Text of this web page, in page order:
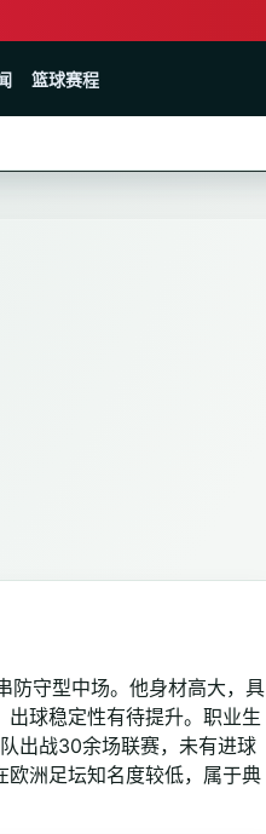
篮球赛程
防守型中场。他身材高大，具
球稳定性有待提升。职业生
出战30余场联赛，未有进球
欧洲足坛知名度较低，属于典